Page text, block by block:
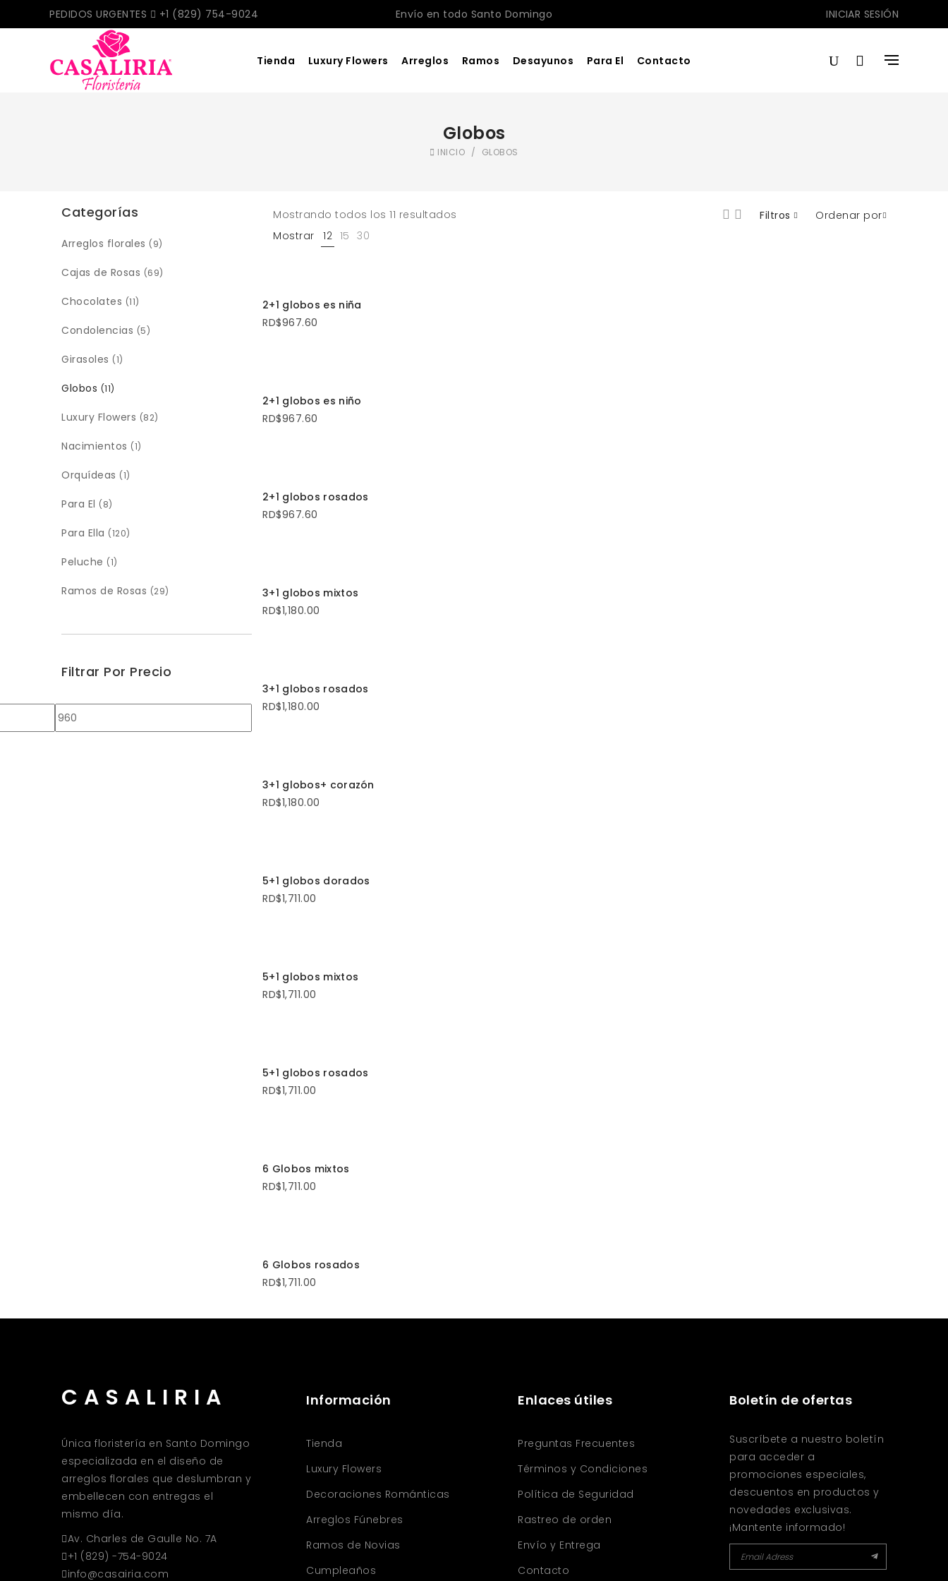
PEDIDOS URGENTES +1 (829) 754-9024 Envío en todo Santo Domingo INICIAR SESIÓN
Tienda Luxury Flowers Arreglos Ramos Desayunos Para El Contacto
Globos
INICIO / GLOBOS
Categorías
Arreglos florales (9)
Cajas de Rosas (69)
Chocolates (11)
Condolencias (5)
Girasoles (1)
Globos (11)
Luxury Flowers (82)
Nacimientos (1)
Orquídeas (1)
Para El (8)
Para Ella (120)
Peluche (1)
Ramos de Rosas (29)
Filtrar Por Precio
Precio
mínimo
Precio
máximo
Mostrando todos los 11 resultados
Mostrar
12 15 30
Filtros Ordenar por
AÑADIR AL CARRITO
2+1 globos es niña
RD$967.60
AÑADIR AL CARRITO
2+1 globos es niño
RD$967.60
SELECCIONAR OPCIONES
2+1 globos rosados
RD$967.60
SELECCIONAR OPCIONES
3+1 globos mixtos
RD$1,180.00
SELECCIONAR OPCIONES
3+1 globos rosados
RD$1,180.00
AÑADIR AL CARRITO
3+1 globos+ corazón
RD$1,180.00
SELECCIONAR OPCIONES
5+1 globos dorados
RD$1,711.00
SELECCIONAR OPCIONES
5+1 globos mixtos
RD$1,711.00
SELECCIONAR OPCIONES
5+1 globos rosados
RD$1,711.00
AÑADIR AL CARRITO
6 Globos mixtos
RD$1,711.00
AÑADIR AL CARRITO
6 Globos rosados
RD$1,711.00
CASALIRIA
Única floristería en Santo Domingo
especializada en el diseño de
arreglos florales que deslumbran y
embellecen con entregas el
mismo día.
Av. Charles de Gaulle No. 7A
+1 (829) -754-9024
info@casairia.com
Información
Tienda
Luxury Flowers
Decoraciones Románticas
Arreglos Fúnebres
Ramos de Novias
Cumpleaños
Enlaces útiles
Preguntas Frecuentes
Términos y Condiciones
Política de Seguridad
Rastreo de orden
Envío y Entrega
Contacto
Boletín de ofertas
Suscríbete a nuestro boletín
para acceder a
promociones especiales,
descuentos en productos y
novedades exclusivas.
¡Mantente informado!